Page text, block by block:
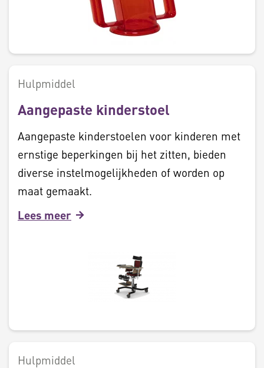
Hulpmiddel
Aangepaste kinderstoel
Aangepaste kinderstoelen voor kinderen met
ernstige beperkingen bij het zitten, bieden
diverse instelmogelijkheden of worden op
maat gemaakt.
Lees meer
Hulpmiddel